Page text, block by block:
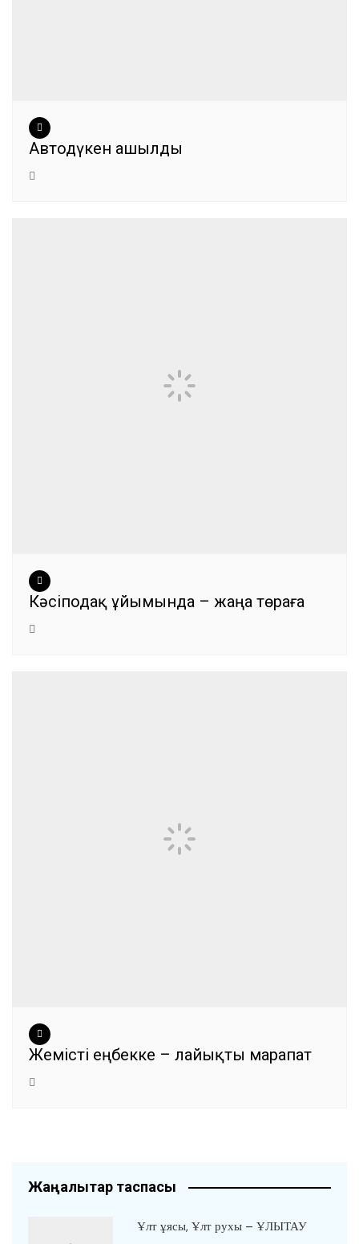
Автодүкен ашылды
Кәсіподақ ұйымында – жаңа төраға
Жемісті еңбекке – лайықты марапат
Жаңалықтар таспасы
Ұлт ұясы, Ұлт рухы – ҰЛЫТАУ